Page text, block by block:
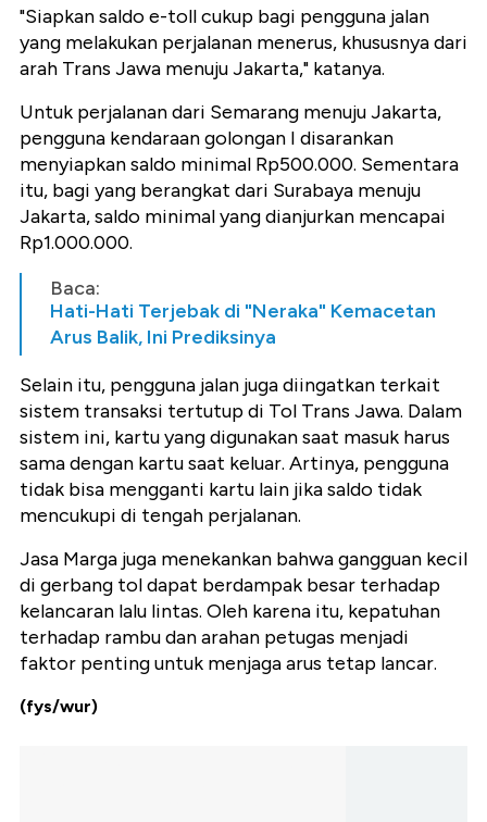
"Siapkan saldo e-toll cukup bagi pengguna jalan
yang melakukan perjalanan menerus, khususnya dari
arah Trans Jawa menuju Jakarta," katanya.
Untuk perjalanan dari Semarang menuju Jakarta,
pengguna kendaraan golongan I disarankan
menyiapkan saldo minimal Rp500.000. Sementara
itu, bagi yang berangkat dari Surabaya menuju
Jakarta, saldo minimal yang dianjurkan mencapai
Rp1.000.000.
Baca:
Hati-Hati Terjebak di "Neraka" Kemacetan
Arus Balik, Ini Prediksinya
Selain itu, pengguna jalan juga diingatkan terkait
sistem transaksi tertutup di Tol Trans Jawa. Dalam
sistem ini, kartu yang digunakan saat masuk harus
sama dengan kartu saat keluar. Artinya, pengguna
tidak bisa mengganti kartu lain jika saldo tidak
mencukupi di tengah perjalanan.
Jasa Marga juga menekankan bahwa gangguan kecil
di gerbang tol dapat berdampak besar terhadap
kelancaran lalu lintas. Oleh karena itu, kepatuhan
terhadap rambu dan arahan petugas menjadi
faktor penting untuk menjaga arus tetap lancar.
(fys/wur)